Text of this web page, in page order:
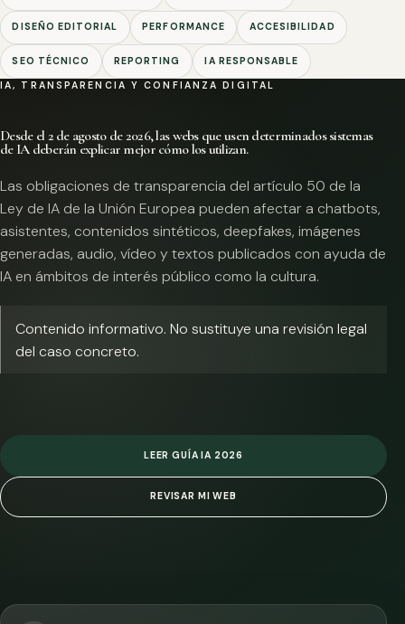
DISEÑO EDITORIAL PERFORMANCE ACCESIBILIDAD
SEO TÉCNICO REPORTING IA RESPONSABLE
IA, TRANSPARENCIA Y CONFIANZA DIGITAL
Desde el 2 de agosto de 2026, las webs que usen determinados sistemas
de IA deberán explicar mejor cómo los utilizan.
Las obligaciones de transparencia del artículo 50 de la
Ley de IA de la Unión Europea pueden afectar a chatbots,
asistentes, contenidos sintéticos, deepfakes, imágenes
generadas, audio, vídeo y textos publicados con ayuda de
IA en ámbitos de interés público como la cultura.
Contenido informativo. No sustituye una revisión legal
del caso concreto.
LEER GUÍA IA 2026
REVISAR MI WEB